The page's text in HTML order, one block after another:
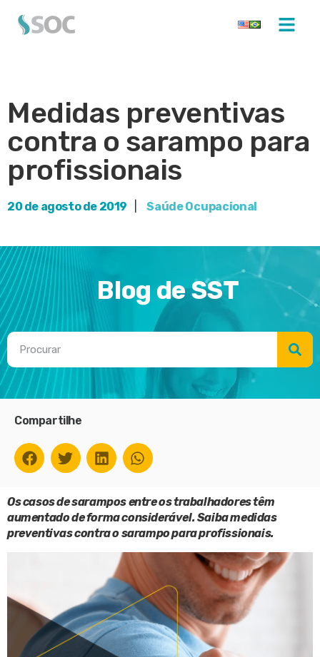
Medidas preventivas
contra o sarampo para
profissionais
20 de agosto de 2019 Saúde Ocupacional
Blog de SST
Compartilhe
Os casos de sarampos entre os trabalhadores têm
aumentado de forma considerável. Saiba medidas
preventivas contra o sarampo para profissionais.